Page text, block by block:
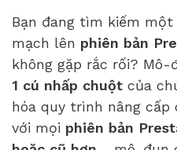
Bạn đang tìm kiếm một
mạch lên phiên bản
không gặp rắc rối? Mô-
1 cú nhấp chuột của
hóa quy trình nâng cấp
với mọi phiên bản